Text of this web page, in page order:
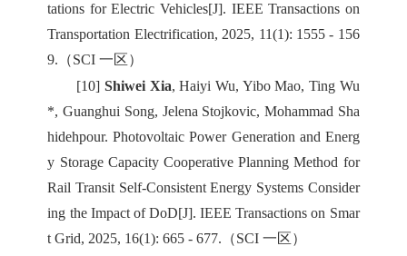
tations for Electric Vehicles[J]. IEEE Transactions on
Transportation Electrification, 2025, 11(1): 1555 - 156
9.（SCI 一区）
[10]Shiwei Xia, Haiyi Wu, Yibo Mao, Ting Wu
*, Guanghui Song, Jelena Stojkovic, Mohammad Sha
hidehpour. Photovoltaic Power Generation and Energ
y Storage Capacity Cooperative Planning Method for
Rail Transit Self-Consistent Energy Systems Consider
ing the Impact of DoD[J]. IEEE Transactions on Smar
t Grid, 2025, 16(1): 665 - 677.（SCI 一区）